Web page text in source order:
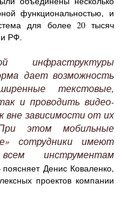
функциональностью, и
для более 20 тысяч
РФ.
инфраструктуры
дает возможность
текстовые,
и проводить видео-
вне зависимости от их
этом мобильные
сотрудники имеют
инструментам
поясняет Денис Коваленко,
проектов компании